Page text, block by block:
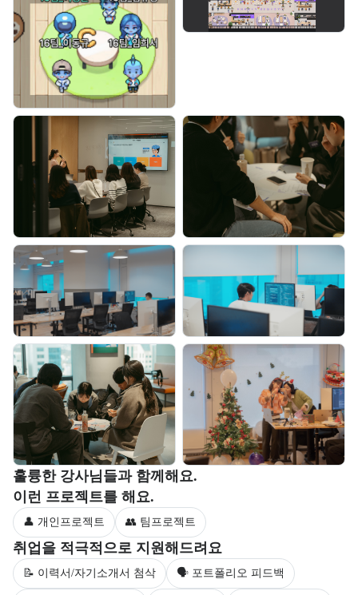
훌륭한 강사님들과 함께해요.
부트캠프 강사 정보를 목록으로 안내한다.
이런 프로젝트를 해요.
부트캠프 과정에서 진행하는 프로젝트 유형을 안내한다.
👤 개인프로젝트 👥 팀프로젝트
취업을 적극적으로 지원해드려요
부트캠프 수강생을 대상으로 제공되는 취업 지원 서비스를 안내한다.
📝 이력서/자기소개서 첨삭 🗣 포트폴리오 피드백